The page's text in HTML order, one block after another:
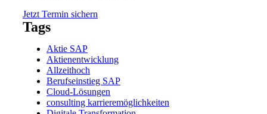
Jetzt Termin sichern
Tags
Aktie SAP
Aktienentwicklung
Allzeithoch
Berufseinstieg SAP
Cloud-Lösungen
consulting karrieremöglichkeiten